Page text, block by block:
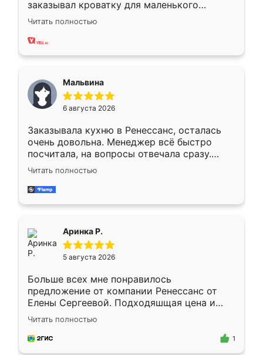
заказывал кроватку для маленького
ребёнка при его рождении ,во второй раз
заказал шкаф-купе. По качеству очень
хорошее сборка достаточно быстрая,
меньше, здесь же он более разнообразный.
Мне нравится ,если что-то потребуется из
мебели буду заказывать только здесь.
Читать полностью
Мальвина
6 августа 2026
Заказывала кухню в Ренессанс, осталась
очень довольна. Менеджер всё быстро
посчитала, на вопросы отвечала сразу.
Замерщик приехал в субботу, подошёл к
делу со всей ответственностью. Собрали
за день, ребята работали аккуратно, даже
Читать полностью
Аринка Р.
5 августа 2026
Больше всех мне понравилось
предложение от компании Ренессанс от
Елены Сергеевой. Подходяшщая цена и
короткие сроки изготовления. Приехавший
для замера сотрудник Владислав
предложил по моему эскизу самый
Читать полностью
1